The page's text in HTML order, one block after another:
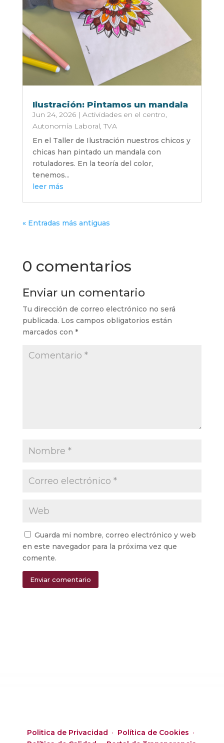
Ilustración: Pintamos un mandala
Jun 24, 2026| Actividades en el centro,
Autonomía Laboral,TVA
En el Taller de Ilustración nuestros chicos y
chicas han pintado un mandala con
rotuladores. En la teoría del color,
tenemos...
leer más
« Entradas más antiguas
0 comentarios
Enviar un comentario
Tu dirección de correo electrónico no será
publicada. Los campos obligatorios están
marcados con *
Guarda mi nombre, correo electrónico y web
en este navegador para la próxima vez que
comente.
Enviar comentario
Politica de Privacidad · Política de Cookies ·